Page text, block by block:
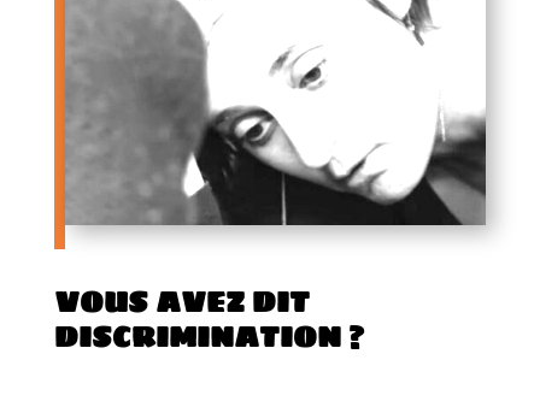
VOUS AVEZ DIT
DISCRIMINATION ?